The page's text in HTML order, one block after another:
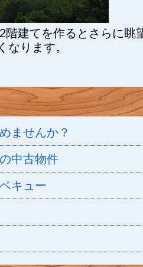
階建てを作るとさらに眺
なります。
ませんか？
中古物件
キュー